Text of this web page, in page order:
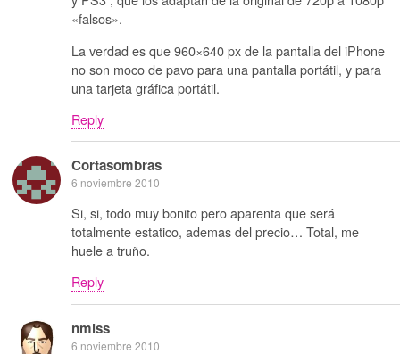
«falsos».
La verdad es que 960×640 px de la pantalla del iPhone
no son moco de pavo para una pantalla portátil, y para
una tarjeta gráfica portátil.
Reply
Cortasombras
6 noviembre 2010
Si, si, todo muy bonito pero aparenta que será
totalmente estatico, ademas del precio… Total, me
huele a truño.
Reply
nmlss
6 noviembre 2010